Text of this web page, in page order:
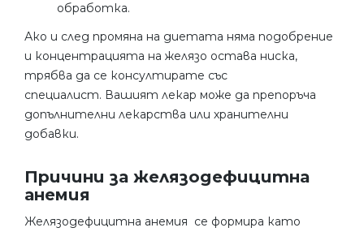
обработка.
Ако и след промяна на диетата няма подобрение
и концентрацията на желязо остава ниска,
трябва да се консултирате със
специалист. Вашият лекар може да препоръча
допълнителни лекарства или хранителни
добавки.
Причини за желязодефицитна
анемия
Желязодефицитна анемия се формира като